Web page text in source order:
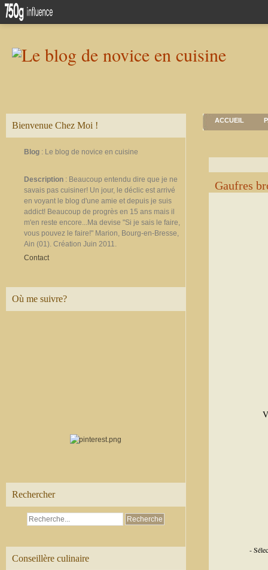
Bienvenue Chez Moi !
Blog : Le blog de novice en cuisine
Description : Beaucoup entendu dire que je ne
savais pas cuisiner! Un jour, le déclic est arrivé
en voyant le blog d'une amie et depuis je suis
addict! Beaucoup de progrès en 15 ans mais il
m'en reste encore...Ma devise "Si je sais le faire,
vous pouvez le faire!" Marion, Bourg-en-Bresse,
Ain (01). Création Juin 2011.
Contact
Où me suivre?
Rechercher
Conseillère culinaire
ACCUEIL
Gaufres
-